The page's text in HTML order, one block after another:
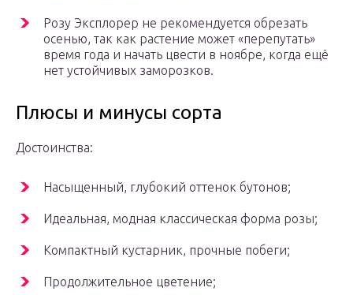
Розу Эксплорер не рекомендуется обрезать
осенью, так как растение может «перепутать»
время года и начать цвести в ноябре, когда ещё
нет устойчивых заморозков.
Плюсы и минусы сорта
Достоинства:
Насыщенный, глубокий оттенок бутонов;
Идеальная, модная классическая форма розы;
Компактный кустарник, прочные побеги;
Продолжительное цветение;